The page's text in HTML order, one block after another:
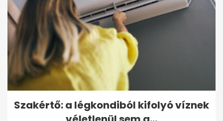
Szakértő: a légkondiból kifolyó víznek